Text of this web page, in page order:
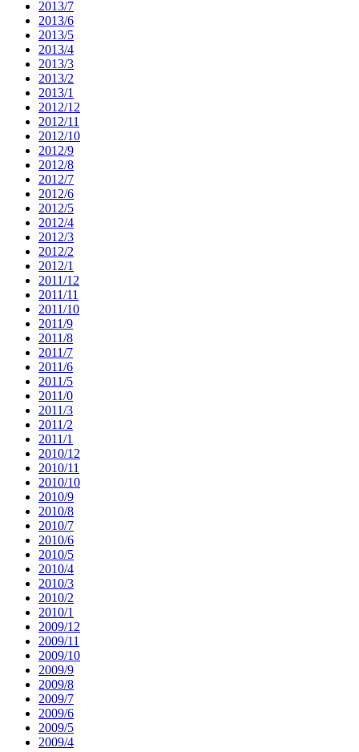
2013/7
2013/6
2013/5
2013/4
2013/3
2013/2
2013/1
2012/12
2012/11
2012/10
2012/9
2012/8
2012/7
2012/6
2012/5
2012/4
2012/3
2012/2
2012/1
2011/12
2011/11
2011/10
2011/9
2011/8
2011/7
2011/6
2011/5
2011/0
2011/3
2011/2
2011/1
2010/12
2010/11
2010/10
2010/9
2010/8
2010/7
2010/6
2010/5
2010/4
2010/3
2010/2
2010/1
2009/12
2009/11
2009/10
2009/9
2009/8
2009/7
2009/6
2009/5
2009/4